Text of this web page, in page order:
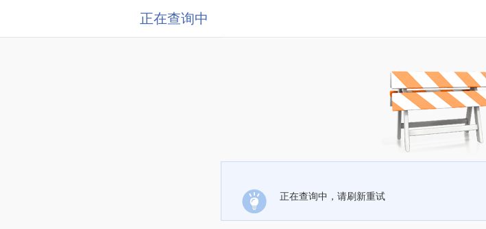
正在查询中
正在查询中，请刷新重试